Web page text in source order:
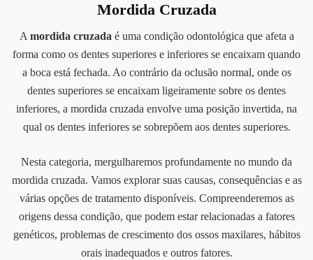
Mordida Cruzada
A mordida cruzada é uma condição odontológica que afeta a
forma como os dentes superiores e inferiores se encaixam quando
a boca está fechada. Ao contrário da oclusão normal, onde os
dentes superiores se encaixam ligeiramente sobre os dentes
inferiores, a mordida cruzada envolve uma posição invertida, na
qual os dentes inferiores se sobrepõem aos dentes superiores.
Nesta categoria, mergulharemos profundamente no mundo da
mordida cruzada. Vamos explorar suas causas, consequências e as
várias opções de tratamento disponíveis. Compreenderemos as
origens dessa condição, que podem estar relacionadas a fatores
genéticos, problemas de crescimento dos ossos maxilares, hábitos
orais inadequados e outros fatores.